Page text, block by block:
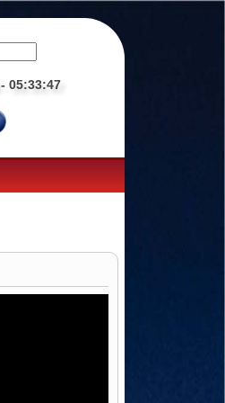
- 05:33:48